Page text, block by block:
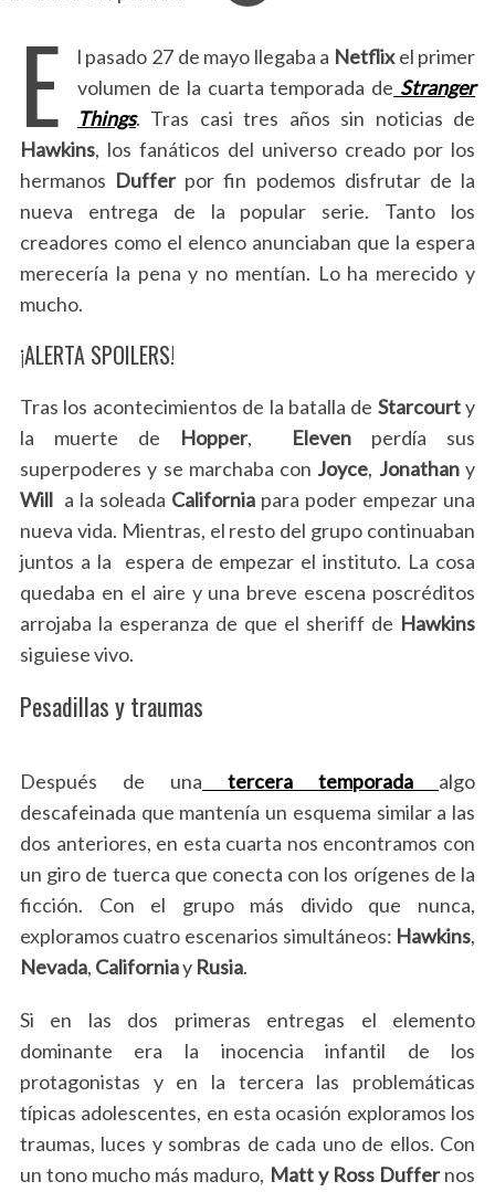
E l pasado 27 de mayo llegaba a Netflixel primer
volumen de la cuarta temporada de Stranger
Things. Tras casi tres años sin noticias de
Hawkins, los fanáticos del universo creado por los
hermanos Dufferpor fin podemos disfrutar de la
nueva entrega de la popular serie. Tanto los
creadores como el elenco anunciaban que la espera
merecería la pena y no mentían. Lo ha merecido y
mucho.
¡ALERTA SPOILERS!
Tras los acontecimientos de la batalla de Starcourty
la muerte de Hopper, Eleven perdía sus
superpoderes y se marchaba con Joyce, Jonathany
Willa la soleada California para poder empezar una
nueva vida. Mientras, el resto del grupo continuaban
juntos a la espera de empezar el instituto. La cosa
quedaba en el aire y una breve escena poscréditos
arrojaba la esperanza de que el sheriff de Hawkins
siguiese vivo.
Pesadillas y traumas
Después de una tercera temporada
algo
descafeinada que mantenía un esquema similar a las
dos anteriores, en esta cuarta nos encontramos con
un giro de tuerca que conecta con los orígenes de la
ficción. Con el grupo más divido que nunca,
exploramos cuatro escenarios simultáneos: Hawkins,
Nevada, Californiay Rusia.
Si en las dos primeras entregas el elemento
dominante era la inocencia infantil de los
protagonistas y en la tercera las problemáticas
típicas adolescentes, en esta ocasión exploramos los
traumas, luces y sombras de cada uno de ellos. Con
un tono mucho más maduro, Matt y Ross Duffernos